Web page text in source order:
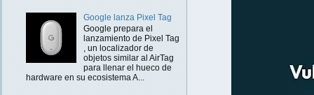
Google lanza Pixel Tag
Google prepara el
lanzamiento de Pixel Tag
, un localizador de
objetos similar al AirTag
para llenar el hueco de
hardware en su ecosistema A...